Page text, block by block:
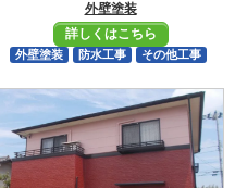
外壁塗装
詳しくはこちら
外壁塗装 防水工事 その他工事